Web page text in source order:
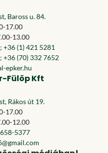
Baross u. 84.
17.00
13.00
; +36 (1) 421 5281
; +36 (70) 332 7652
epker.hu
Fülöp Kft
Rákos út 19.
17.00
12.00
5377